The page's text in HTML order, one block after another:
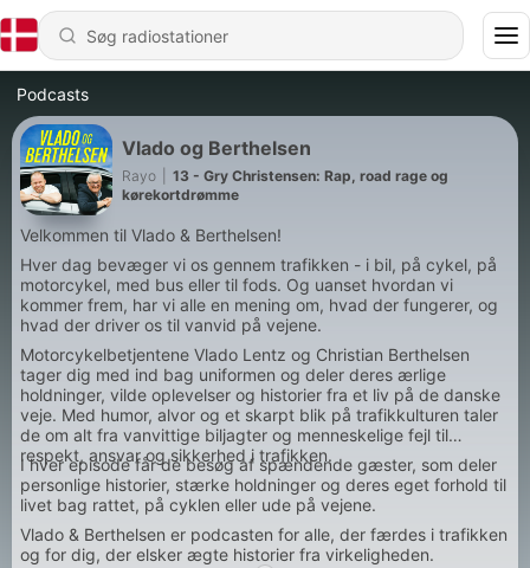
Podcasts
Vlado og Berthelsen
Rayo
13 - Gry Christensen: Rap, road rage og
kørekortdrømme
Velkommen til Vlado & Berthelsen!
Hver dag bevæger vi os gennem trafikken - i bil, på cykel, på
motorcykel, med bus eller til fods. Og uanset hvordan vi
kommer frem, har vi alle en mening om, hvad der fungerer, og
hvad der driver os til vanvid på vejene.
Motorcykelbetjentene Vlado Lentz og Christian Berthelsen
tager dig med ind bag uniformen og deler deres ærlige
holdninger, vilde oplevelser og historier fra et liv på de danske
veje. Med humor, alvor og et skarpt blik på trafikkulturen taler
de om alt fra vanvittige biljagter og menneskelige fejl til
respekt, ansvar og sikkerhed i trafikken.
I hver episode får de besøg af spændende gæster, som deler
personlige historier, stærke holdninger og deres eget forhold til
livet bag rattet, på cyklen eller ude på vejene.
Vlado & Berthelsen er podcasten for alle, der færdes i trafikken
og for dig, der elsker ægte historier fra virkeligheden.